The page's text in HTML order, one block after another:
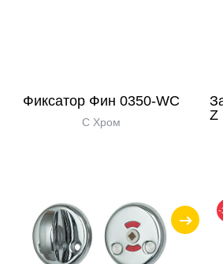
Фиксатор Фин 0350-WC
C Хром
Z
-